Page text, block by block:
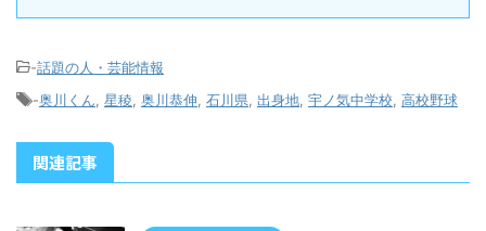
-話題の人・芸能情報
-奥川くん, 星稜, 奥川恭伸, 石川県, 出身地, 宇ノ気中学校, 高校野球
関連記事